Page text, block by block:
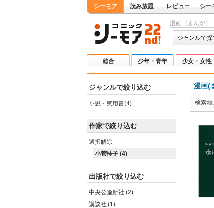
シーモア 読み放題 レビュー シー
漫画（まんが）
ジャンルで探
総合 少年・青年 少女・女性
ジャンルで絞り込む
小説・実用書(4)
作家で絞り込む
選択解除
小菅桂子 (4)
出版社で絞り込む
中央公論新社 (2)
講談社 (1)
漫画(
検索結